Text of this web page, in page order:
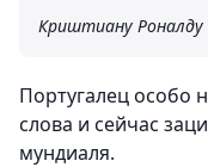
Криштиану Роналду
Португалец особо
слова и сейчас
мундиаля.